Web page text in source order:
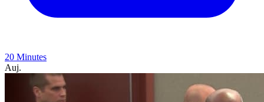
20 Minutes
Auj.